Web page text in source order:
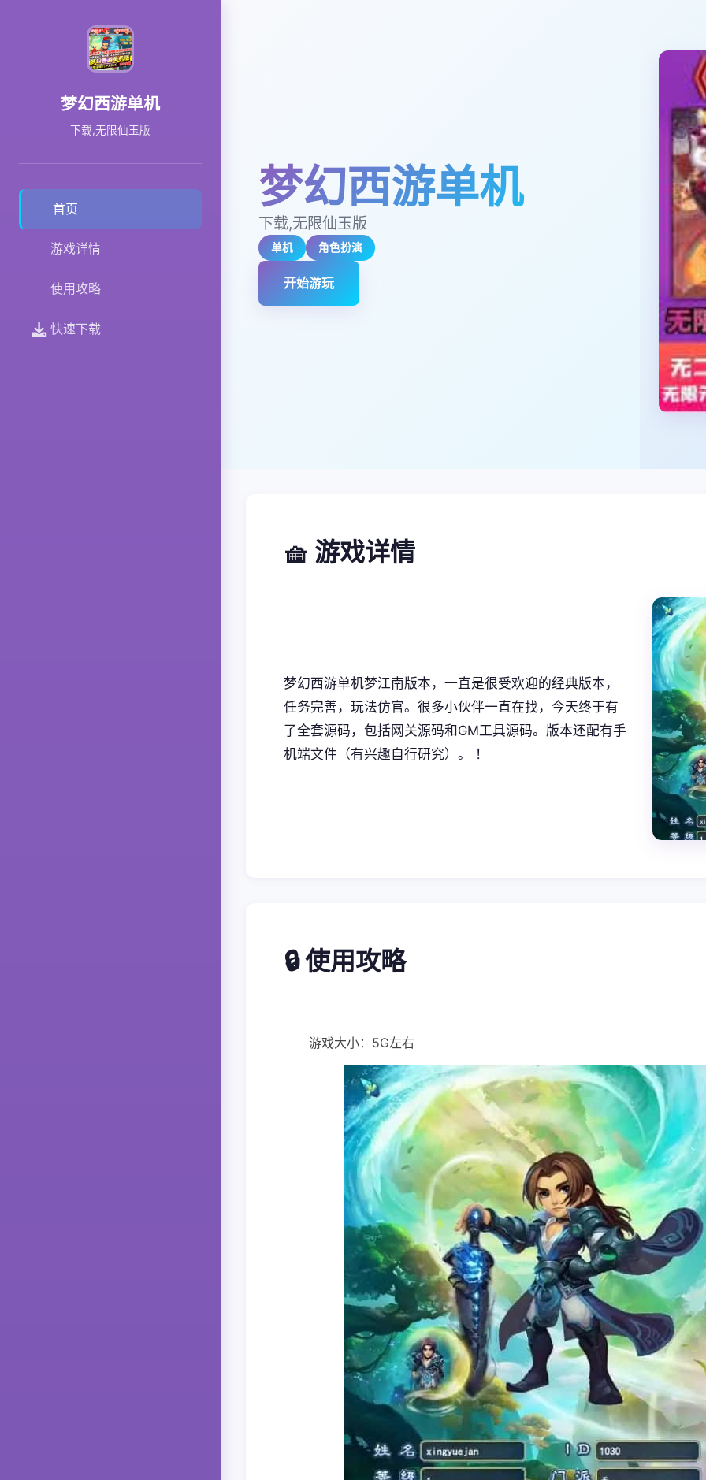
梦幻西游单机
下载,无限仙玉版
首页
游戏详情
使用攻略
快速下载
梦幻西游单机
下载,无限仙玉版
单机 角色扮演
开始游玩
🧺 游戏详情
梦幻西游单机梦江南版本，一直是很受欢迎的经典版本，
任务完善，玩法仿官。很多小伙伴一直在找，今天终于有
了全套源码，包括网关源码和GM工具源码。版本还配有手
机端文件（有兴趣自行研究）。 ！
🔒 使用攻略
游戏大小：5G左右